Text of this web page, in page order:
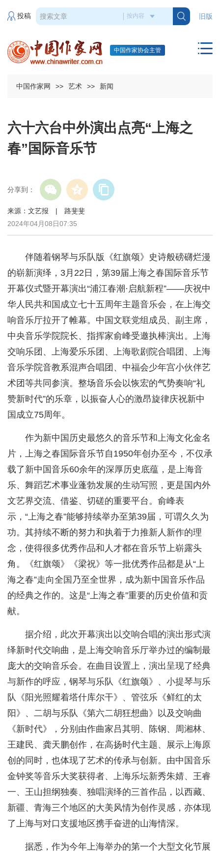
旧版
投稿
中国作家协会主管
中国作家网 >> 艺术 >> 新闻
六十六台中外演出点亮“上海之
春”国际音乐节
分享到：
来源：文艺报 | 路斐斐
2024年04月08日07:35
伴随着钢琴与乐队版《红旗颂》史诗般磅礴烂漫
的崭新演绎，3月22日，第39届上海之春国际音乐节
开幕仪式暨开幕演出“浦江春潮·启航新程”——庆祝中
华人民共和国成立七十五周年主题音乐会，在上海交
响音乐厅拉开了帷幕。中国文联党组成员、副主席，
中央音乐学院院长、指挥家俞峰受邀执棒演出。上海
交响乐团、上海爱乐乐团、上海歌剧院合唱团、上海
音乐学院音教系混声合唱团、中福会少年宫小伙伴艺
术团等共同参演。整场音乐会以恢宏的气势奏响“礼
赞新时代”的乐章，以振奋人心的激昂旋律庆祝新中
国成立75周年。
作为新中国历史最悠久的音乐节和上海文化金名
片，上海之春国际音乐节自1950年创办至今，不仅承
载了新中国音乐60余年的深厚历史底蕴，是上海音
乐、舞蹈艺术事业蓬勃发展的生动写照，更是国内外
文艺界交流、借鉴、切磋的重要平台。俞峰表
示，“上海之春”能够持续举办至第39届，可谓久久为
功。其持续不断的努力和执着于力推新人新作的理
念，使得很多优秀作品和人才都在音乐节上崭露头
角。《红旗颂》《梁祝》等一批优秀作品都是从“上
海之春”走向全国乃至全世界，成为新中国音乐作品
的经典之作的。这是“上海之春”重要的历史价值和贡
献。
据介绍，此次开幕演出以交响合唱的演出形式演
绎新时代交响曲，是上海交响音乐厅举办过的编制最
庞大的交响音乐会。在曲目设置上，演出呈现了经典
与新作的呼应，钢琴与乐队《红旗颂》、小提琴与乐
队《阳光照耀着塔什库尔干》、管弦乐《鲜红的太
阳》、二胡与乐队《第六二胡狂想曲》以及交响曲
《新时代》，分别由作曲家吕其明、陈钢、周湘林、
王建民、龚天鹏创作，在高扬时代主题、展示上海原
创的同时，也体现了艺术的传承与创新。由中国音乐
金钟奖等音乐大奖获得者、上海乐坛新秀朱婧、王睿
一、王山担纲独奏、独唱演绎的三首作品，以西藏、
新疆、青海三个地区的大美风情为创作灵感，亦体现
了上海与对口支援地区携手奋进的山海情深。
据悉，作为今年上海举办的第一个大型文化节展